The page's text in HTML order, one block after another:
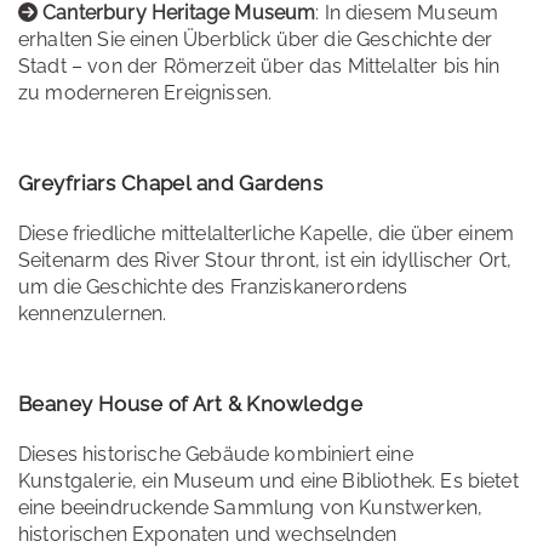
Canterbury Heritage Museum: In diesem Museum
erhalten Sie einen Überblick über die Geschichte der
Stadt – von der Römerzeit über das Mittelalter bis hin
zu moderneren Ereignissen.
Greyfriars Chapel and Gardens
Diese friedliche mittelalterliche Kapelle, die über einem
Seitenarm des River Stour thront, ist ein idyllischer Ort,
um die Geschichte des Franziskanerordens
kennenzulernen.
Beaney House of Art & Knowledge
Dieses historische Gebäude kombiniert eine
Kunstgalerie, ein Museum und eine Bibliothek. Es bietet
eine beeindruckende Sammlung von Kunstwerken,
historischen Exponaten und wechselnden